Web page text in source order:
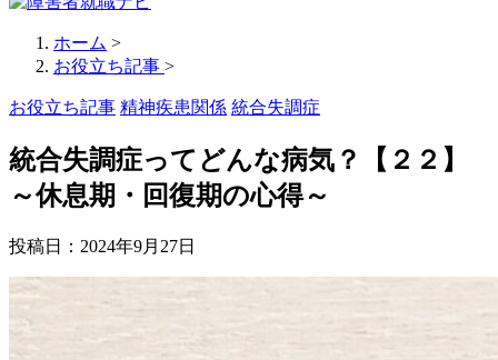
ホーム >
お役立ち記事 >
お役立ち記事 精神疾患関係 統合失調症
統合失調症ってどんな病気？【２２】
～休息期・回復期の心得～
投稿日： 2024年9月27日